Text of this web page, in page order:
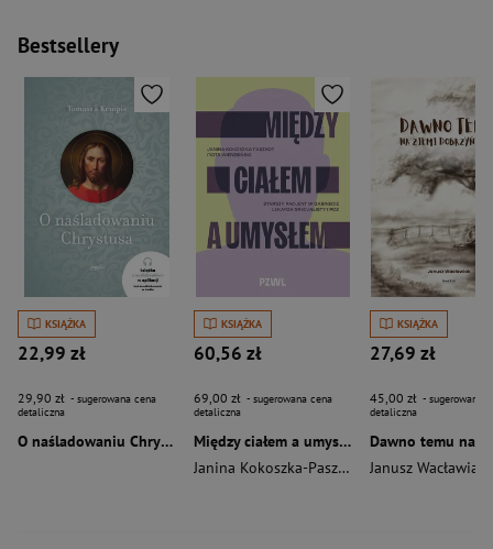
Bestsellery
KSIĄŻKA
22,99 zł
29,90 zł - sugerowana cena
detaliczna
O naśladowaniu Chrystusa wyd. 2026
KSIĄŻKA
60,56 zł
69,00 zł - sugerowana cena
detaliczna
Między ciałem a umysłem
Janina Kokoszka-Paszkot
Piotr Wierzbiński
KSIĄŻKA
27,69 zł
45,00 zł - sugerowana
detaliczna
Janusz Wacławiak